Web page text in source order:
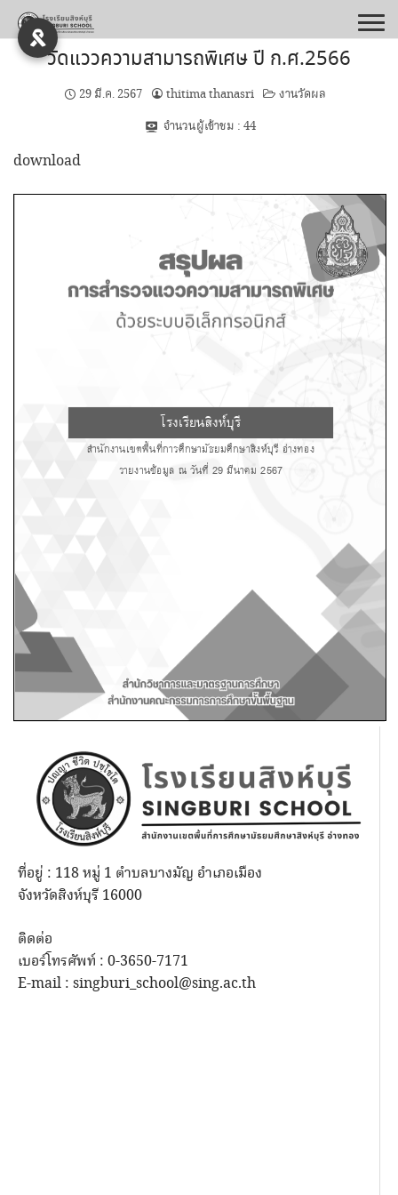
Skip
to
contentวัดแววความสามารถพิเศษ ปี ก.ศ.2566
29 มี.ค. 2567 thitima thanasri
งานวัดผล
จำนวนผู้เข้าชม : 44
download
ที่อยู่ : 118 หมู่ 1 ตำบลบางมัญ อำเภอเมือง
จังหวัดสิงห์บุรี 16000
ติดต่อ
เบอร์โทรศัพท์ : 0-3650-7171
E-mail : singburi_school@sing.ac.th